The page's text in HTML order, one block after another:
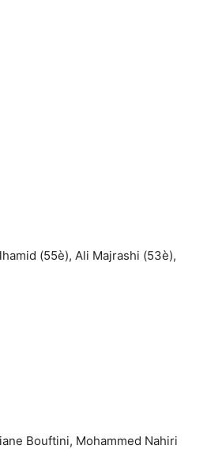
(55è), Ali Majrashi (53è),
Bouftini, Mohammed Nahiri